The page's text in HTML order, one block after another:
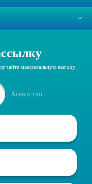
максимальную выгоду
Агентство